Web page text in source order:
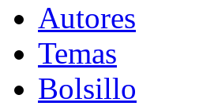
Autores
Temas
Bolsillo